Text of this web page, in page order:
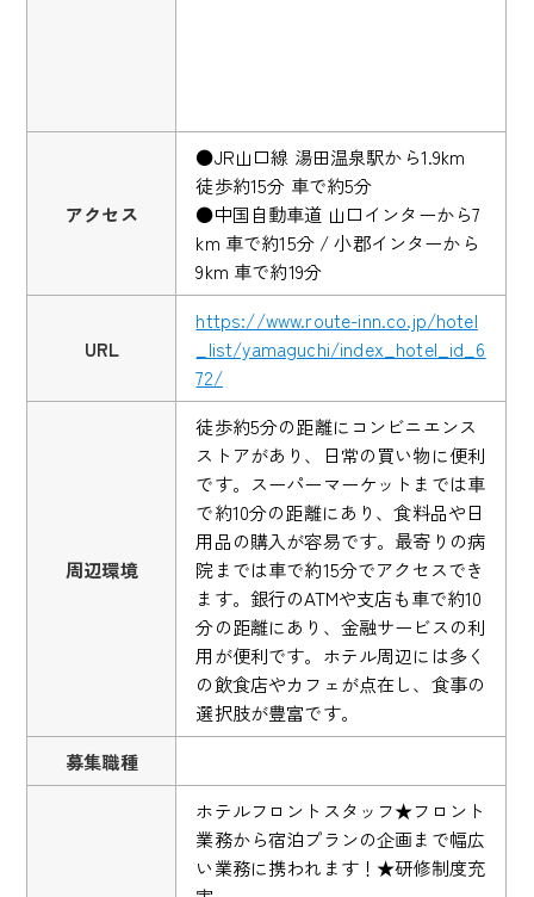
アクセス
●JR山口線 湯田温泉駅から1.9km
徒歩約15分 車で約5分
●中国自動車道 山口インターから7
km 車で約15分 / 小郡インターから
9km 車で約19分
URL
https://www.route-inn.co.jp/hotel
_list/yamaguchi/index_hotel_id_6
72/
周辺環境
徒歩約5分の距離にコンビニエンス
ストアがあり、日常の買い物に便利
です。スーパーマーケットまでは車
で約10分の距離にあり、食料品や日
用品の購入が容易です。最寄りの病
院までは車で約15分でアクセスでき
ます。銀行のATMや支店も車で約10
分の距離にあり、金融サービスの利
用が便利です。ホテル周辺には多く
の飲食店やカフェが点在し、食事の
選択肢が豊富です。
募集職種
ホテルフロントスタッフ★フロント
業務から宿泊プランの企画まで幅広
い業務に携われます！★研修制度充